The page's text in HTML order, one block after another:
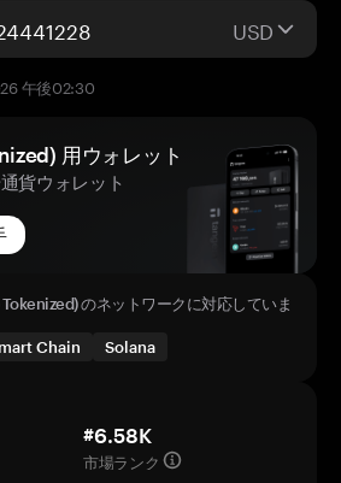
USD
午後02:30
用ウォレット
貨ウォレット
のネットワークに対応していま
Chain Solana
#6.58K
市場ランク